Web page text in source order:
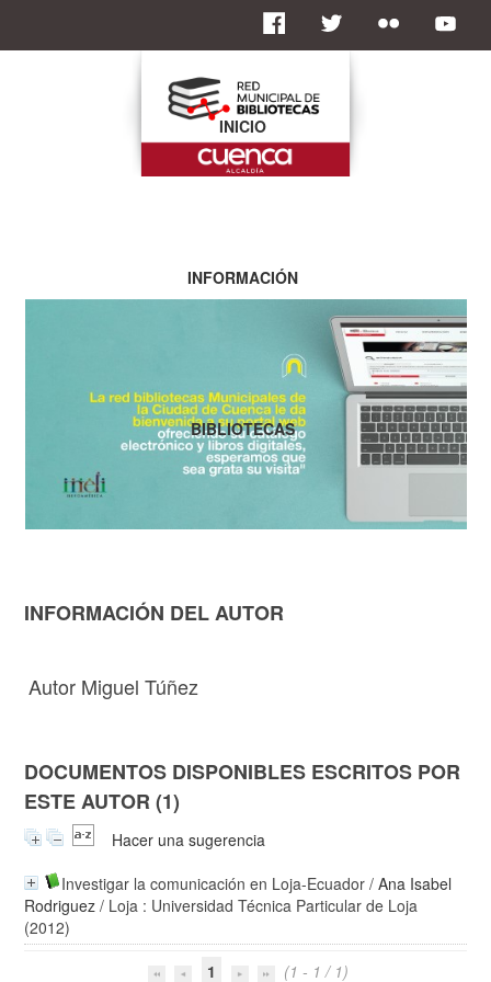
INFORMACIÓN DEL AUTOR
Autor Miguel Túñez
DOCUMENTOS DISPONIBLES ESCRITOS POR
ESTE AUTOR (1)
Hacer una sugerencia
Investigar la comunicación en Loja-Ecuador /Ana Isabel
Rodriguez / Loja : Universidad Técnica Particular de Loja
(2012)
1
(1 - 1 / 1)
INICIO
INFORMACIÓN
BIBLIOTECAS